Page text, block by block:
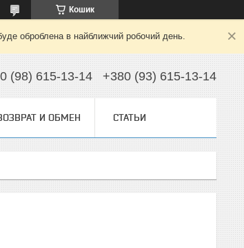
Кошик
оброблена в найближчий робочий день.
(98) 615-13-14 +380 (93) 615-13-14
И ОБМЕН СТАТЬИ